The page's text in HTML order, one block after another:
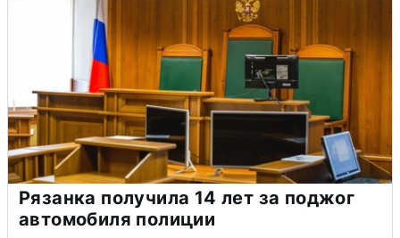
Рязанка получила 14 лет за поджог
автомобиля полиции